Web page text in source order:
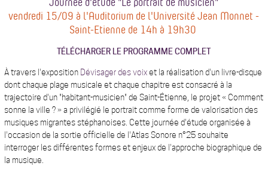
vendredi 15/09 à l'Auditorium de l'Université Jean Monnet -
Saint-Etienne de 14h à 19h30
TÉLÉCHARGER LE PROGRAMME COMPLET
À travers l'exposition Dévisager des voixet la réalisation d'un livre-disque
dont chaque plage musicale et chaque chapitre est consacré à la
trajectoire d'un "habitant-musicien" de Saint-Étienne, le projet « Comment
sonne la ville ?» a privilégié le portrait comme forme de valorisation des
musiques migrantes stéphanoises. Cette journée d'étude organisée à
l'occasion de la sortie officielle de l'Atlas Sonore n°25 souhaite
interroger les différentes formes et enjeux de l'approche biographique de
la musique.